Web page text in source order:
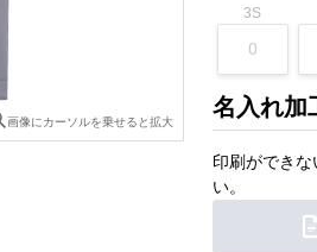
画像にカーソルを乗せると拡大
3S
名入れ加
印刷ができ
い。